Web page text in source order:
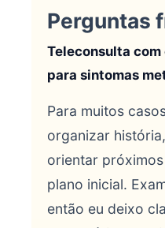
Perguntas
Teleconsulta
para sintomas
Para muitos
organizar
orientar
plano inicial.
então eu deixo